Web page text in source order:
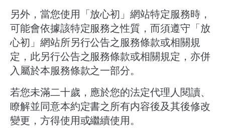
另外，當您使用「放心初」網站特定服務時，
可能會依據該特定服務之性質，而須遵守「放
心初」網站所另行公告之服務條款或相關規
定，此另行公告之服務條款或相關規定，亦併
入屬於本服務條款之一部分。
若您未滿二十歲，應於您的法定代理人閱讀、
瞭解並同意本約定書之所有内容後及其後修改
變更，方得使用或繼續使用。